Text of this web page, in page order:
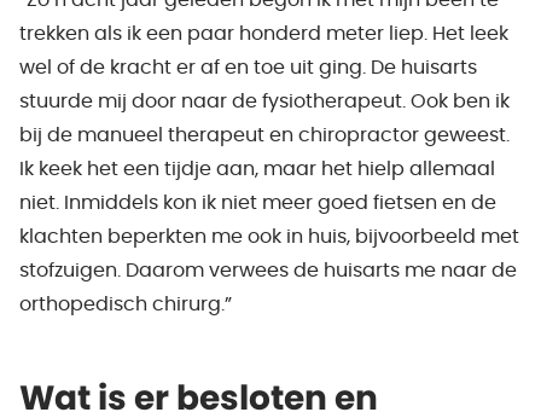
trekken als ik een paar honderd meter liep. Het leek
wel of de kracht er af en toe uit ging. De huisarts
stuurde mij door naar de fysiotherapeut. Ook ben ik
bij de manueel therapeut en chiropractor geweest.
Ik keek het een tijdje aan, maar het hielp allemaal
niet. Inmiddels kon ik niet meer goed fietsen en de
klachten beperkten me ook in huis, bijvoorbeeld met
stofzuigen. Daarom verwees de huisarts me naar de
orthopedisch chirurg.”
Wat is er besloten en